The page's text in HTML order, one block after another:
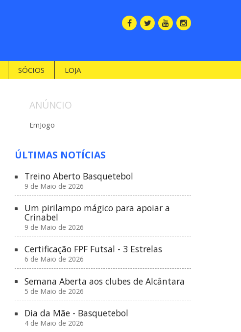
SÓCIOS LOJA
ANÚNCIO
EmJogo
ÚLTIMAS NOTÍCIAS
Treino Aberto Basquetebol
9 de Maio de 2026
Um pirilampo mágico para apoiar a
Crinabel
9 de Maio de 2026
Certificação FPF Futsal - 3 Estrelas
6 de Maio de 2026
Semana Aberta aos clubes de Alcântara
5 de Maio de 2026
Dia da Mãe - Basquetebol
4 de Maio de 2026